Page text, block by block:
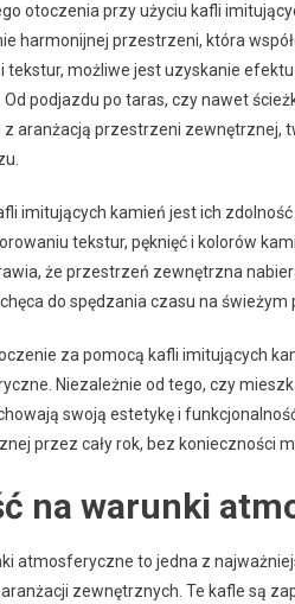
otoczenia przy użyciu kafli
harmonijnej przestrzeni, która
tekstur, możliwe jest uzyskanie
podjazdu po taras, czy nawet
aranżacją przestrzeni zewnętrznej,
imitujących kamień jest ich
tekstur, pęknięć i kolorów
że przestrzeń zewnętrzna
do spędzania czasu na świeżym
za pomocą kafli imitujących
Niezależnie od tego, czy
swoją estetykę i
przez cały rok, bez konieczności
na warunki
atmosferyczne to jedna z
zewnętrznych. Te kafle są